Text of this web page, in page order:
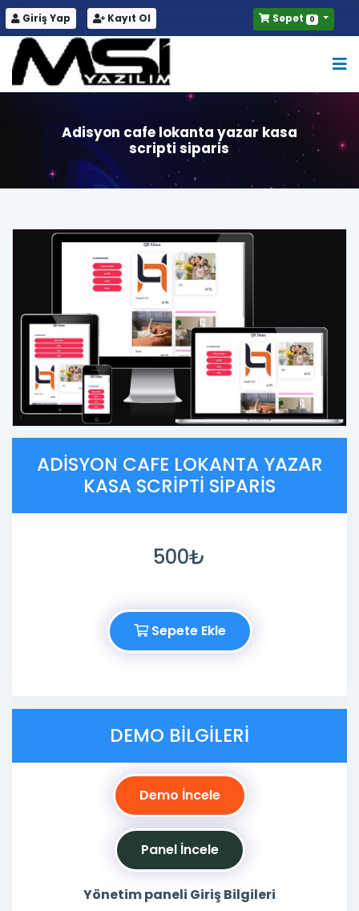
Giriş Yap Kayıt Ol Sepet 0
Adisyon cafe lokanta yazar kasa
scripti siparis
ADISYON CAFE LOKANTA YAZAR
KASA SCRIPTI SIPARIS
500₺
Sepete Ekle
DEMO BILGILERI
Demo İncele
Panel İncele
Yönetim paneli Giriş Bilgileri